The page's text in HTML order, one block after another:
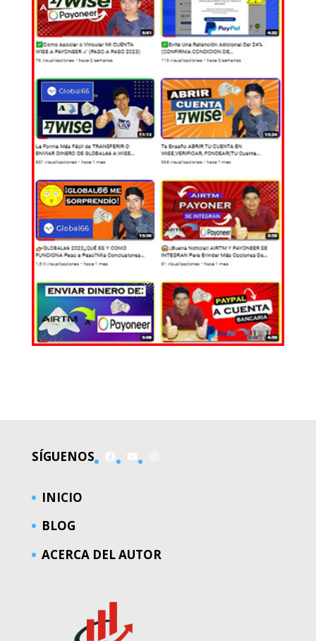
SÍGUENOS
INICIO
BLOG
ACERCA DEL AUTOR